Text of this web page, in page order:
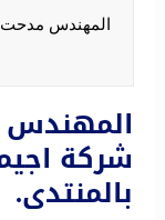
المهندس مدحت
شركة
بالمنتدى.